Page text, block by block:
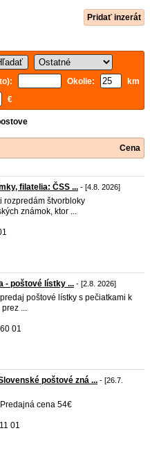
Pridať inzerát
Okolie:
km
€
Cena
filatelia: ČSS ... - [4.8. 2026]
rozpredám štvorbloky
známok, ktor ...
- poštové lístky ... - [2.8. 2026]
poštové lístky s pečiatkami k
...
01
poštové zná ... - [26.7.
cena 54€
01